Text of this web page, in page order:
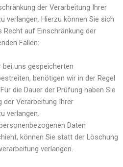
der Verarbeitung Ihrer
verlangen. Hierzu können Sie sich
Recht auf Einschränkung der
Fällen:
bei uns gespeicherten
benötigen wir in der Regel
die Dauer der Prüfung haben Sie
der Verarbeitung Ihrer
verlangen.
Daten
können Sie statt der Löschung
verlangen.